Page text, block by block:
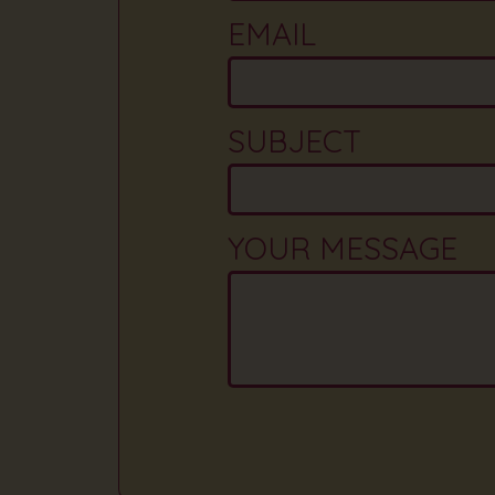
EMAIL
SUBJECT
YOUR MESSAGE